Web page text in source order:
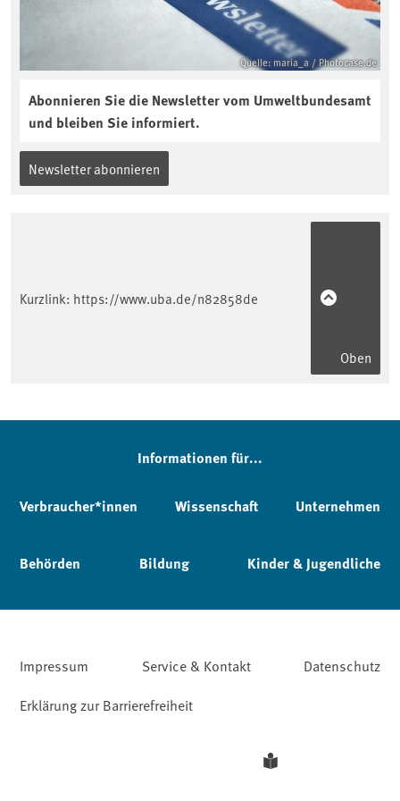
Quelle: maria_a / Photocase.de
Abonnieren Sie die Newsletter vom Umweltbundesamt
und bleiben Sie informiert.
Newsletter abonnieren
Kurzlink: https://www.uba.de/n82858de
Oben
Informationen für...
Verbraucher*innen Wissenschaft Unternehmen
Behörden Bildung Kinder & Jugendliche
Impressum Service & Kontakt
Datenschutz
Erklärung zur Barrierefreiheit